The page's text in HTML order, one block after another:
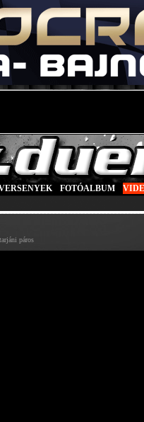
FOTÓALBUM
páros